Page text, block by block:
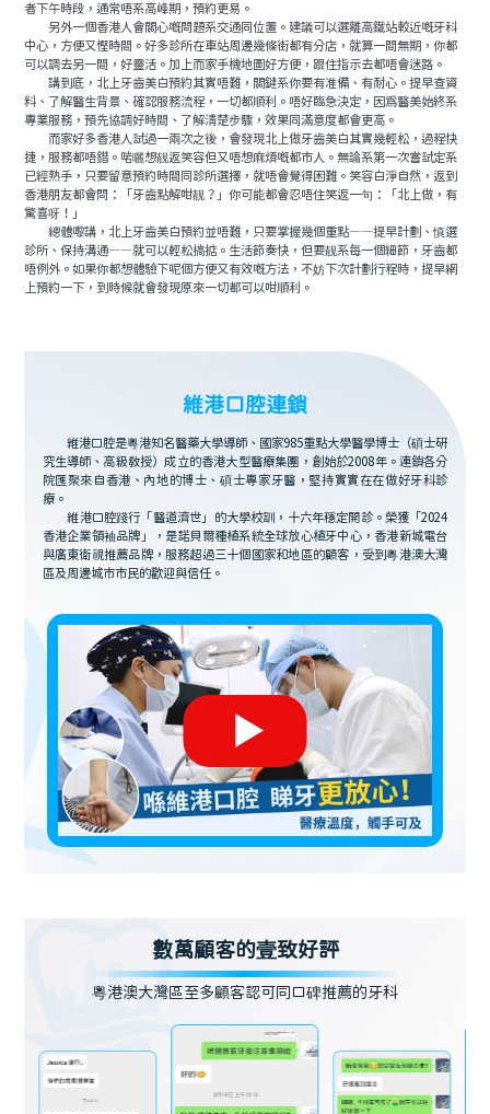
者下午時段，通常唔系高峰期，預約更易。
另外一個香港人會關心嘅問題系交通同位置。建議可以選離高鐵站較近嘅牙科
中心，方便又慳時間。好多診所在車站周邊幾條街都有分店，就算一間無期，你都
可以調去另一間，好靈活。加上而家手機地圖好方便，跟住指示去都唔會迷路。
講到底，北上牙齒美白預約其實唔難，關鍵系你要有准備、有耐心。提早查資
料、了解醫生背景、確認服務流程，一切都順利。唔好臨急決定，因爲醫美始終系
專業服務，預先協調好時間、了解清楚步驟，效果同滿意度都會更高。
而家好多香港人試過一兩次之後，會發現北上做牙齒美白其實幾輕松，過程快
捷，服務都唔錯。啱曬想靓返笑容但又唔想麻煩嘅都市人。無論系第一次嘗試定系
已經熟手，只要留意預約時間同診所選擇，就唔會覺得困難。笑容白淨自然，返到
香港朋友都會問：「牙齒點解咁靓？」你可能都會忍唔住笑返一句：「北上做，有
驚喜呀！」
總體嚟講，北上牙齒美白預約並唔難，只要掌握幾個重點——提早計劃、慎選
診所、保持溝通——就可以輕松搞掂。生活節奏快，但要靓系每一個細節，牙齒都
唔例外。如果你都想體驗下呢個方便又有效嘅方法，不妨下次計劃行程時，提早網
上預約一下，到時候就會發現原來一切都可以咁順利。
維港口腔連鎖
維港口腔是粵港知名醫藥大學導師、國家985重點大學醫學博士（碩士研
究生導師、高級教授）成立的香港大型醫療集團，創始於2008年。連鎖各分
院匯聚來自香港、內地的博士、碩士專家牙醫，堅持實實在在做好牙科診
療。
維港口腔踐行「醫道濟世」的大學校訓，十六年穩定開診。榮獲「2024
香港企業領袖品牌」，是諾貝爾種植系統全球放心植牙中心，香港新城電台
與廣東衛視推薦品牌，服務超過三十個國家和地區的顧客，受到粵港澳大灣
區及周邊城市市民的歡迎與信任。
數萬顧客的壹致好評
粵港澳大灣區至多顧客認可同口碑推薦的牙科